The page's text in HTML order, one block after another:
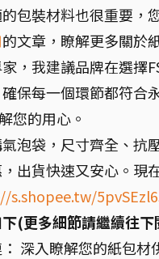
包裝材料也很重要，
的文章，瞭解更多關於
，我建議品牌在選擇
保每一個環節都符
您的用心。
泡袋，尺寸齊全、抗
出貨快速又安心。現
s.shopee.tw/
(更多細節請繼續往下
深入瞭解您的紙包材